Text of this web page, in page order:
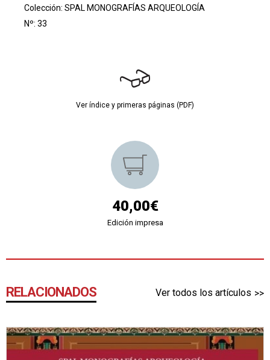
Colección: SPAL MONOGRAFÍAS ARQUEOLOGÍA
Nº: 33
Ver índice y primeras páginas (PDF)
40,00€
Edición impresa
RELACIONADOS Ver todos los artículos